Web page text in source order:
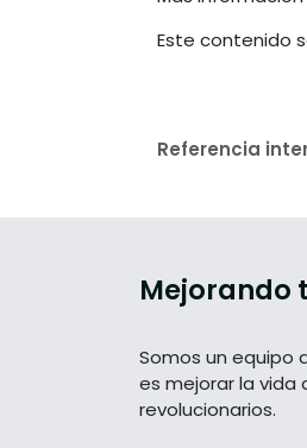
Este contenido
Referencia
Mejorando
Somos un equipo
es mejorar la
revolucionarios.